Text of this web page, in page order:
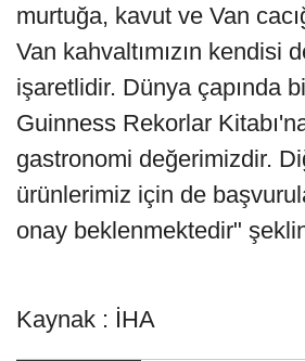
murtuğa, kavut ve Van
Van kahvaltımızın kendisi
işaretlidir. Dünya çapında
Guinness Rekorlar
gastronomi değerimizdir.
ürünlerimiz için de
onay beklenmektedir"
Kaynak : İHA